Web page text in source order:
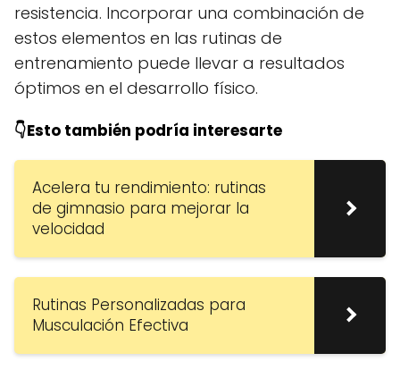
resistencia. Incorporar una combinación de
estos elementos en las rutinas de
entrenamiento puede llevar a resultados
óptimos en el desarrollo físico.
👇Esto también podría interesarte
Acelera tu rendimiento: rutinas
de gimnasio para mejorar la
velocidad
Rutinas Personalizadas para
Musculación Efectiva